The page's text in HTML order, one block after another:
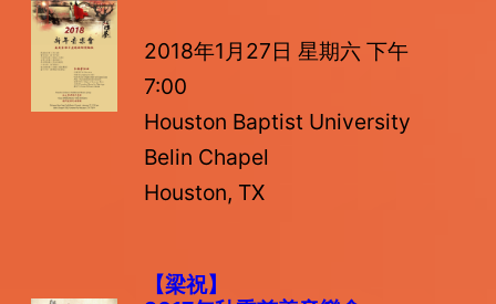
2018年1月27日 星期六 下午
7:00
Houston Baptist University
Belin Chapel
Houston, TX
【梁祝】